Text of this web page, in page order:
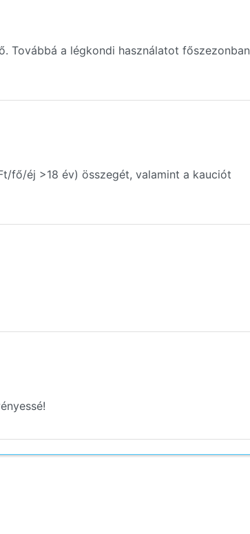
Továbbá a légkondi használatot főszezonban
fő/éj >18 év) összegét, valamint a kauciót